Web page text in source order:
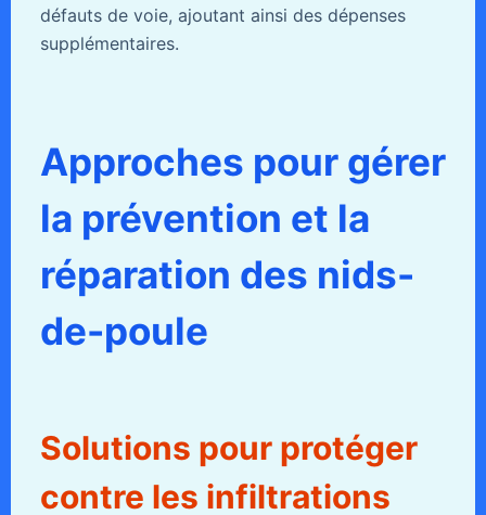
défauts de voie, ajoutant ainsi des dépenses
supplémentaires.
Approches pour gérer
la prévention et la
réparation des nids-
de-poule
Solutions pour protéger
contre les infiltrations